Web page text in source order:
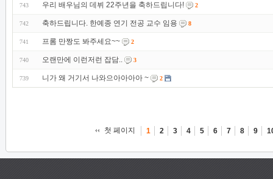
743 우리 배우님의 데뷔 22주년을 축하드립니다! 2
742 축하드립니다. 한예종 연기 전공 교수 임용 8
741 프롬 만짱도 봐주세요~~ 2
740 오랜만에 이런저런 잡담.. 3
739 니가 왜 거기서 나와으아아아아 ~ 2
첫 페이지 1 2 3 4 5 6 7 8 9